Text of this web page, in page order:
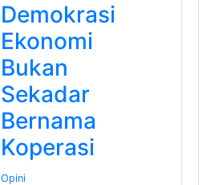
Demokrasi
Ekonomi
Bukan
Sekadar
Bernama
Koperasi
Opini